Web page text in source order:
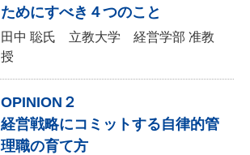
ためにすべき４つのこと
田中 聡氏 立教大学 経営学部 准教
授
OPINION２
経営戦略にコミットする自律的管
理職の育て方